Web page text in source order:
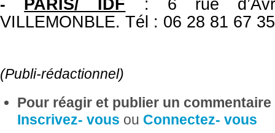
- PARIS/ IDF : 6 rue
VILLEMONBLE. Tél : 06 28 81 67 35
(Publi-rédactionnel)
Pour réagir et publier un
Inscrivez- vous ou Connectez- vous